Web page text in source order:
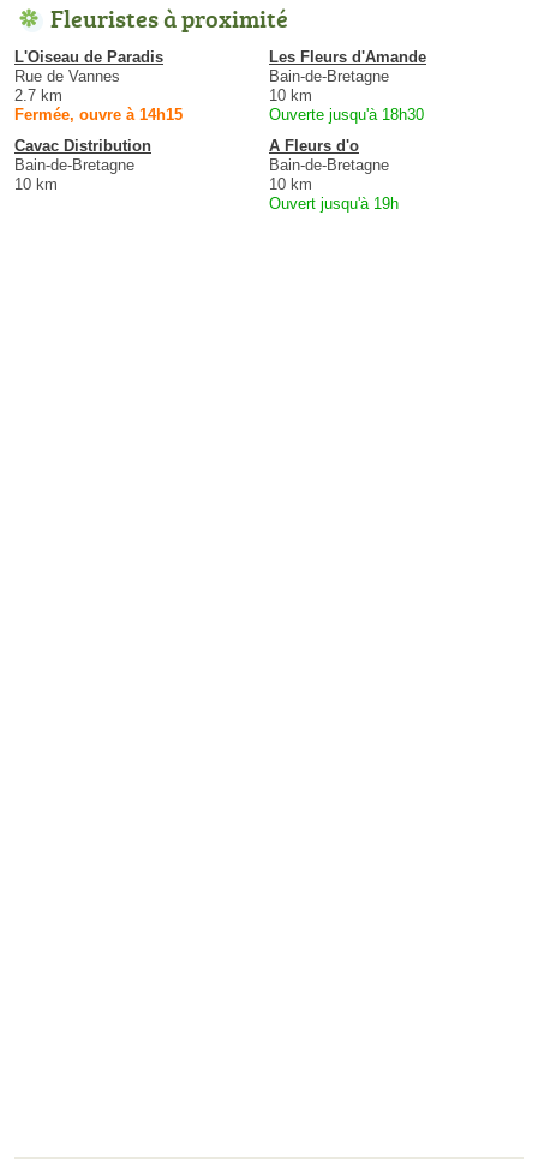
Fleuristes à proximité
L'Oiseau de Paradis
Rue de Vannes
2.7 km
Fermée, ouvre à 14h15
Les Fleurs d'Amande
Bain-de-Bretagne
10 km
Ouverte jusqu'à 18h30
Cavac Distribution
Bain-de-Bretagne
10 km
A Fleurs d'o
Bain-de-Bretagne
10 km
Ouvert jusqu'à 19h